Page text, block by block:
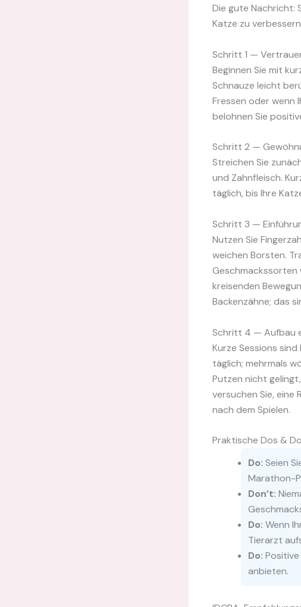
Die gute Nachricht:
Katze zu
Schritt 1 —
Beginnen Sie mit
Schnauze leicht
Fressen oder wenn
belohnen Sie
Schritt 2 —
Streichen Sie
und Zahnfleisch.
täglich, bis Ihre
Schritt 3 —
Nutzen Sie
weichen Borsten.
Geschmackssorten
kreisenden
Backenzähne; das
Schritt 4 — Aufbau
Kurze Sessions
täglich; mehrmals
Putzen nicht
versuchen Sie,
nach dem Spielen.
Praktische Dos &
Do: Seien
Marathon-
Don’t:
Do: Wenn
Tierarzt
Do:
anbieten.